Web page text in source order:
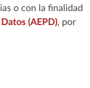
o con la finalidad
(AEPD), por